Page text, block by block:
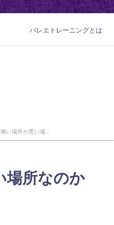
バレエトレーニングとは
痛い場所が悪い場所なのか
場所なのか